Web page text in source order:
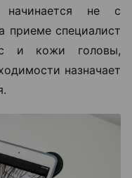
начинается не с
приеме специалист
и кожи головы,
назначает